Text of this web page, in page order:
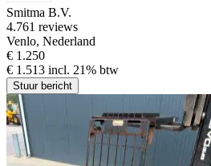
Smitma B.V.
4.761 reviews
Venlo, Nederland
€ 1.250
€ 1.513 incl. 21% btw
Stuur bericht